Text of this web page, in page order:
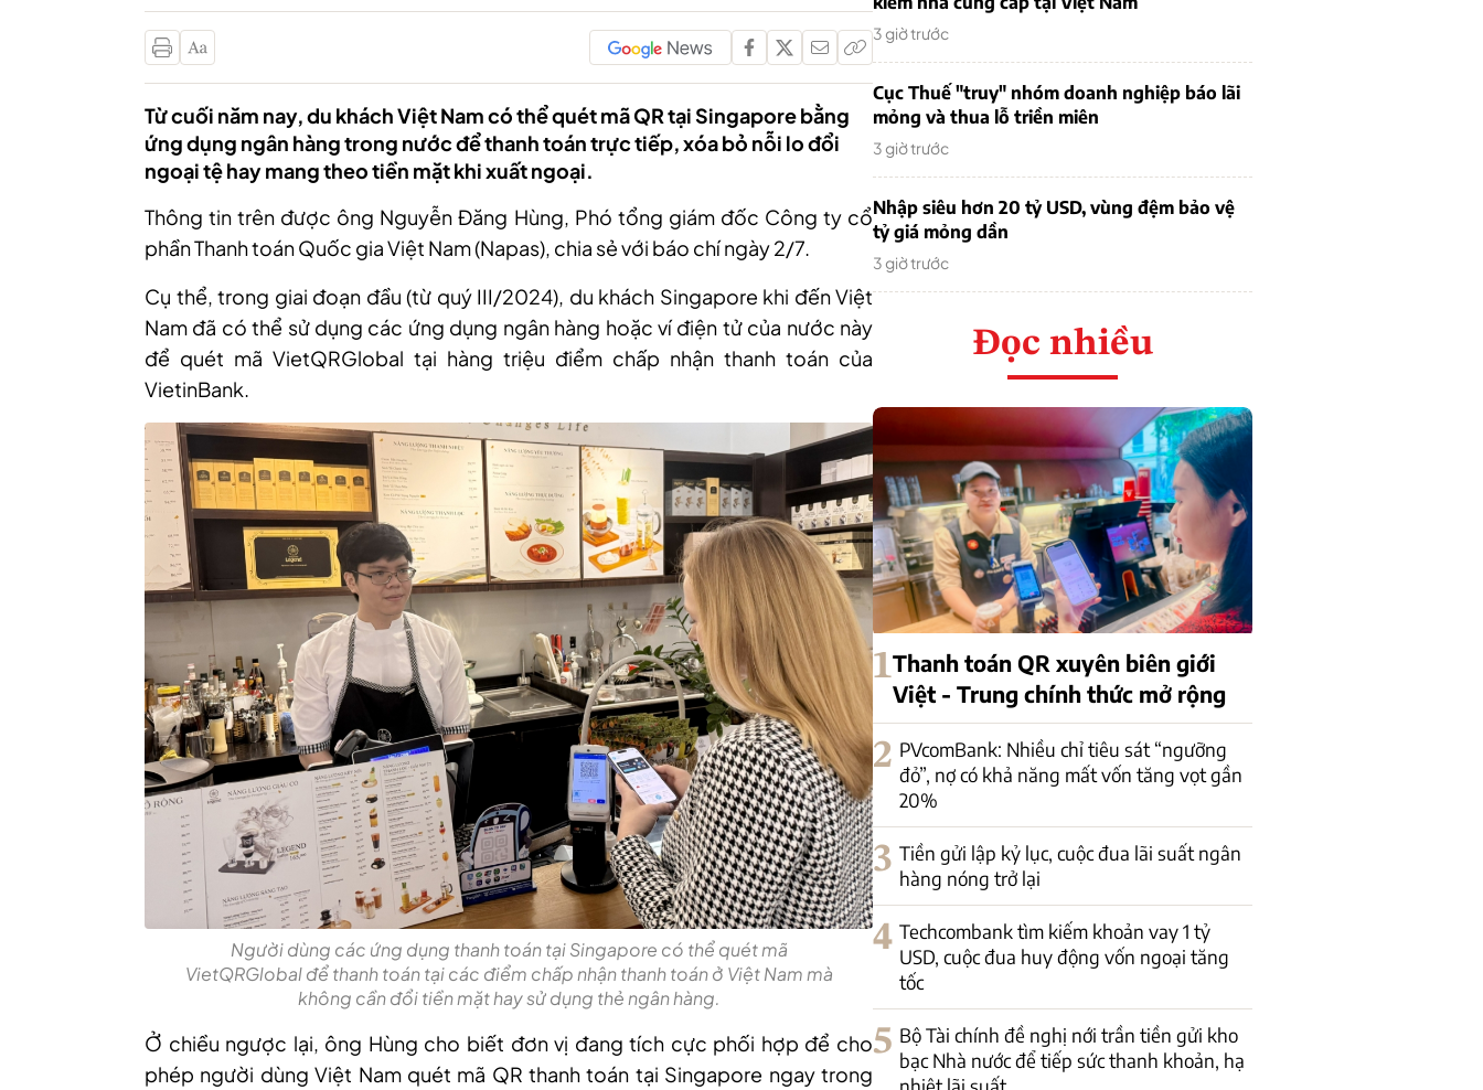
Từ cuối năm nay, du khách Việt Nam có thể quét mã QR tại Singapore bằng
ứng dụng ngân hàng trong nước để thanh toán trực tiếp, xóa bỏ nỗi lo đổi
ngoại tệ hay mang theo tiền mặt khi xuất ngoại.
Thông tin trên được ông Nguyễn Đăng Hùng, Phó tổng giám đốc Công ty cổ
phần Thanh toán Quốc gia Việt Nam (Napas), chia sẻ với báo chí ngày 2/7.
Cụ thể, trong giai đoạn đầu (từ quý III/2024), du khách Singapore khi đến Việt
Nam đã có thể sử dụng các ứng dụng ngân hàng hoặc ví điện tử của nước này
để quét mã VietQRGlobal tại hàng triệu điểm chấp nhận thanh toán của
VietinBank.
Người dùng các ứng dụng thanh toán tại Singapore có thể quét mã
VietQRGlobal để thanh toán tại các điểm chấp nhận thanh toán ở Việt Nam mà
không cần đổi tiền mặt hay sử dụng thẻ ngân hàng.
Ở chiều ngược lại, ông Hùng cho biết đơn vị đang tích cực phối hợp để cho
phép người dùng Việt Nam quét mã QR thanh toán tại Singapore ngay trong
3 giờ trước
Cục Thuế "truy" nhóm doanh nghiệp báo lãi
mỏng và thua lỗ triền miên
3 giờ trước
Nhập siêu hơn 20 tỷ USD, vùng đệm bảo vệ
tỷ giá mỏng dần
3 giờ trước
Đọc nhiều
1Thanh toán QR xuyên biên giới
Việt - Trung chính thức mở rộng
2 PVcomBank: Nhiều chỉ tiêu sát “ngưỡng
đỏ”, nợ có khả năng mất vốn tăng vọt gần
20%
3 Tiền gửi lập kỷ lục, cuộc đua lãi suất ngân
hàng nóng trở lại
4 Techcombank tìm kiếm khoản vay 1 tỷ
USD, cuộc đua huy động vốn ngoại tăng
tốc
5 Bộ Tài chính đề nghị nới trần tiền gửi kho
bạc Nhà nước để tiếp sức thanh khoản, hạ